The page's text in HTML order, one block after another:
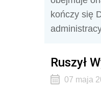
kończy się
Ruszył
07 maja